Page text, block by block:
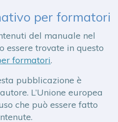
per formatori
del manuale nel
essere trovate in questo
formatori.
pubblicazione è
L’Unione europea
che può essere fatto